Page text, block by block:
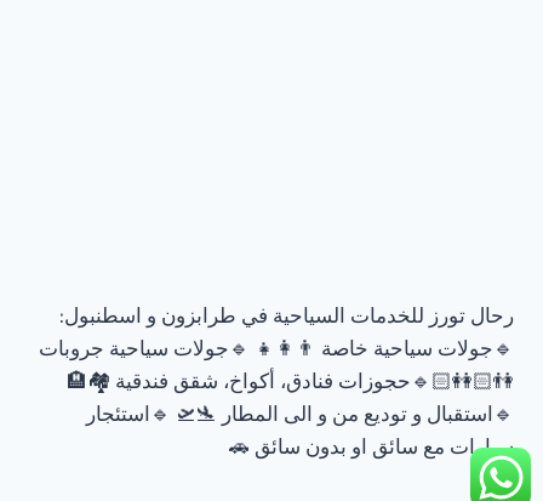
رحال تورز للخدمات السياحية في طرابزون و اسطنبول:
🔹جولات سياحية خاصة 👨‍👩‍👧 🔹جولات سياحية جروبات
👫🏻👭🏻🔹حجوزات فنادق، أكواخ، شقق فندقية 🏘🏨
🔹استقبال و توديع من و الى المطار 🛬🛫 🔹استئجار
سيارات مع سائق او بدون سائق 🚗